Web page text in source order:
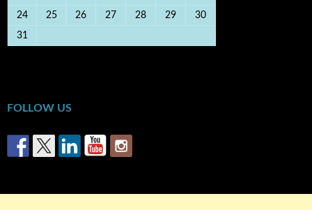
24 25 26 27 28 29 30
31
FOLLOW US